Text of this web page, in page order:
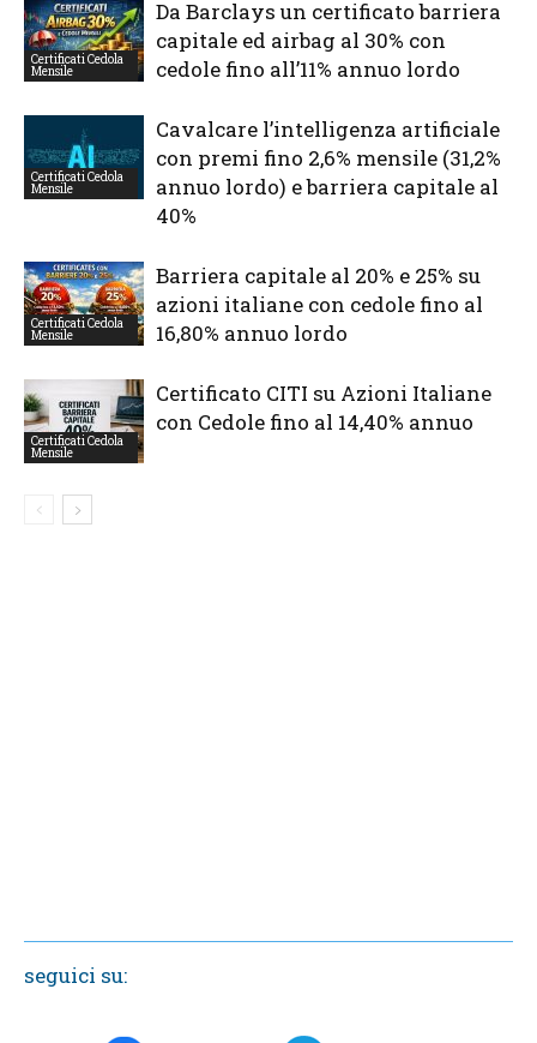
Certificati Cedola
Mensile
Da Barclays un certificato barriera
capitale ed airbag al 30% con
cedole fino all’11% annuo lordo
Certificati Cedola
Mensile
Cavalcare l’intelligenza artificiale
con premi fino 2,6% mensile (31,2%
annuo lordo) e barriera capitale al
40%
Certificati Cedola
Mensile
Barriera capitale al 20% e 25% su
azioni italiane con cedole fino al
16,80% annuo lordo
Certificati Cedola
Mensile
Certificato CITI su Azioni Italiane
con Cedole fino al 14,40% annuo
seguici su: